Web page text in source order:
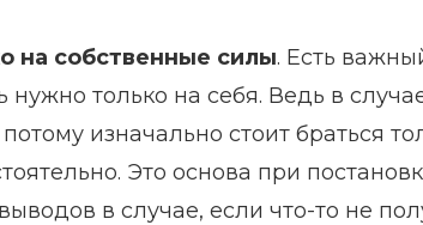
на собственные силы. Есть
нужно только на себя. Ведь в
изначально стоит браться
Это основа при
в случае, если что-то не